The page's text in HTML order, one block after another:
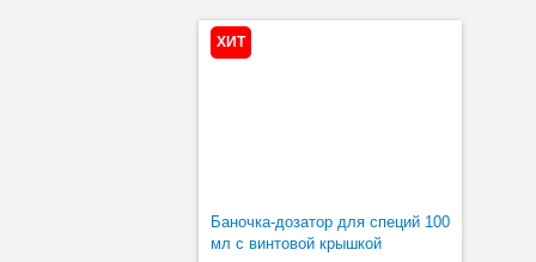
ХИТ
Баночка-дозатор для специй 100
мл с винтовой крышкой